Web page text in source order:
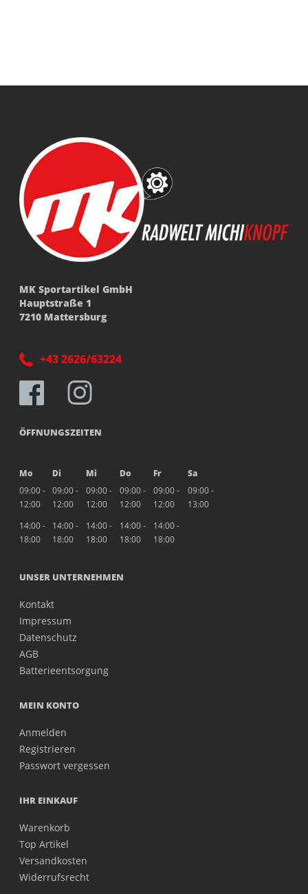
MK Sportartikel GmbH
Hauptstraße 1
7210 Mattersburg
+43 2626/63224
ÖFFNUNGSZEITEN
Mo Di Mi Do Fr
Sa
09:00 -
12:00
09:00 -
12:00
09:00 -
12:00
09:00 -
12:00
09:00 -
12:00
09:00 -
13:00
14:00 -
18:00
14:00 -
18:00
14:00 -
18:00
14:00 -
18:00
14:00 -
18:00
UNSER UNTERNEHMEN
Kontakt
Impressum
Datenschutz
AGB
Batterieentsorgung
MEIN KONTO
Anmelden
Registrieren
Passwort vergessen
IHR EINKAUF
Warenkorb
Top Artikel
Versandkosten
Widerrufsrecht